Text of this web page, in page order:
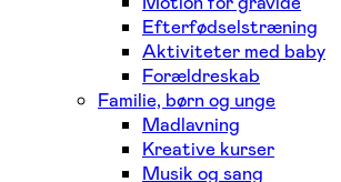
Efterfødselstræning
Aktiviteter med baby
Forældreskab
Familie, børn og unge
Madlavning
Kreative kurser
Musik og sang